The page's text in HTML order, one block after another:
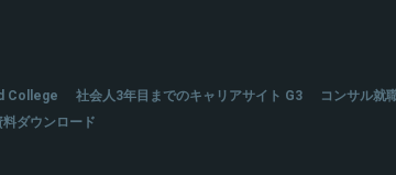
College 社会人3年目までのキャリアサイト G3 コンサル就
料ダウンロード